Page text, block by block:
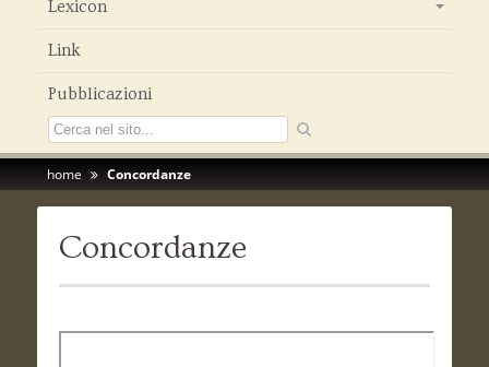
Lexicon
Link
Pubblicazioni
home Concordanze
Concordanze